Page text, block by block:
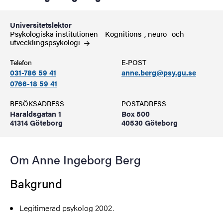
Universitetslektor
Psykologiska institutionen - Kognitions-, neuro- och
utvecklingspsykologi
Telefon
031-786 59 41
0766-18 59 41
E-POST
anne.berg@psy.gu.se
BESÖKSADRESS
Haraldsgatan 1
41314 Göteborg
POSTADRESS
Box 500
40530 Göteborg
Om Anne Ingeborg Berg
Bakgrund
Legitimerad psykolog 2002.